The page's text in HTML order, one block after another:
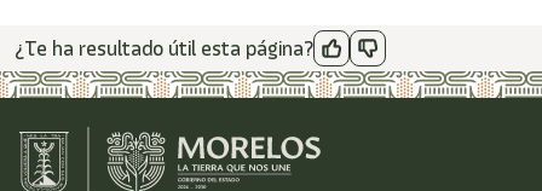
¿Te ha resultado útil esta página?